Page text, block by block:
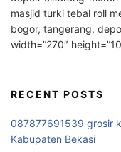
masjid turki tebal roll
bogor, tangerang,
width=”270″
RECENT POSTS
087877691539 grosir
Kabupaten Bekasi